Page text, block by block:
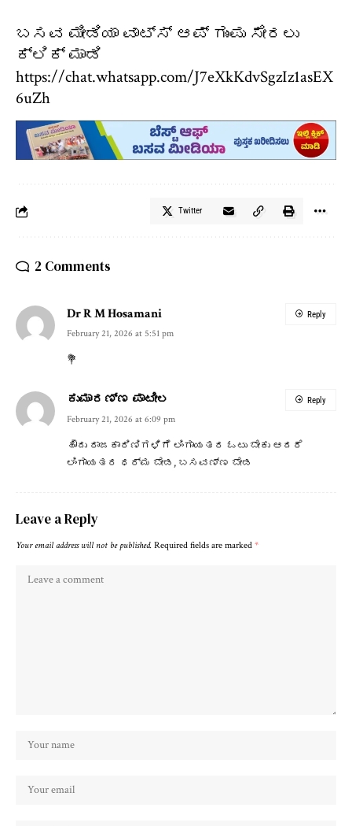
ಬಸವ ಮೀಡಿಯಾ ವಾಟ್ಸ್ ಆಪ್ ಗುಂಪು ಸೇರಲು
ಕ್ಲಿಕ್ ಮಾಡಿ
https://chat.whatsapp.com/J7eXkKdvSgzIz1asEX
6uZh
Twitter
2 Comments
Dr R M Hosamani
February 21, 2026 at 5:51 pm
💐
Reply
ಕುಮಾರಣ್ಣ ಪಾಟೀಲ
February 21, 2026 at 6:09 pm
ಹೌದು ರಾಜಕಾರಿಣಿಗಳಿಗೆ ಲಿಂಗಾಯತರ ಓಟು ಬೇಕು ಆದರೆ
ಲಿಂಗಾಯತರ ಧರ್ಮ ಬೇಡ, ಬಸವಣ್ಣ ಬೇಡ
Reply
Leave a Reply
Your email address will not be published. Required fields are marked *